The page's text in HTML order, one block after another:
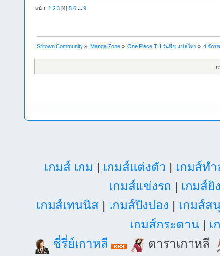
หน้า: 1 2 3 [4]5 6 ...9
Sritown Community » Manga Zone» One Piece TH วันพีช แปลไทย» 4 จักร
ก
เกมส์ เกม | เกมส์แต่งตัว | เกมส์ท
เกมส์แข่งรถ | เกมส์ยิ
เกมส์เทนนิส| เกมส์ปิงปอง | เกมส์ส
เกมส์กระดาน | เ
ซี่รี่ย์เกาหลี
ดาราเกาหลี